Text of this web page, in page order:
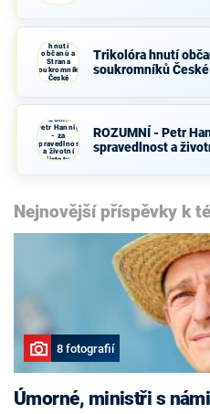
hnutí
občanů a
Strana
soukromníků
České
republiky
Trikolóra hnutí
soukromníků
ROZUMNÍ -
Petr Hannig
- za
spravedlnost
a životní
jistoty
ROZUMNÍ - Petr
spravedlnost a
Nejnovější příspěvky k
8 fotografií
Úmorné, ministři s